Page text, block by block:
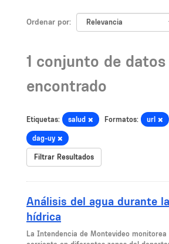
Ordenar por
1 conjunto de datos
encontrado
Etiquetas: salud Formatos: url
dag-uy
Filtrar Resultados
Análisis del agua durante
hídrica
La Intendencia de Montevideo monitorea